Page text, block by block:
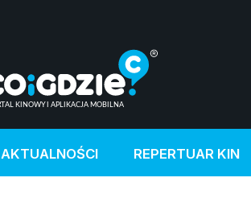
AKTUALNOŚCI REPERTUAR KIN